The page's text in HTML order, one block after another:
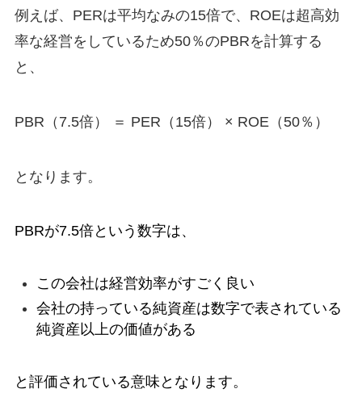
例えば、 PERは平均なみの15倍で、ROEは超高効
率な経営をしているため50％のPBRを計算する
と、
PBR（7.5倍） ＝ PER（15倍） × ROE（50％）
となります。
PBRが7.5倍という数字は、
この会社は経営効率がすごく良い
会社の持っている純資産は数字で表されている
純資産以上の価値がある
と評価されている意味となります。